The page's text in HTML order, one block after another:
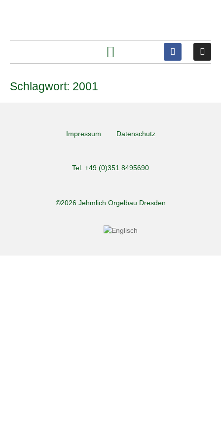
Schlagwort: 2001
Impressum Datenschutz
Tel: +49 (0)351 8495690
©2026 Jehmlich Orgelbau Dresden